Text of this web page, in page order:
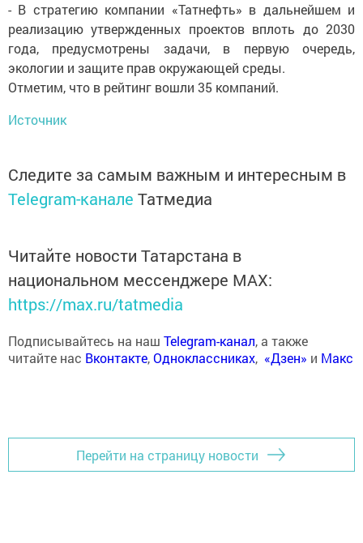
- В стратегию компании «Татнефть» в дальнейшем и
реализацию утвержденных проектов вплоть до 2030
года, предусмотрены задачи, в первую очередь,
экологии и защите прав окружающей среды.
Отметим, что в рейтинг вошли 35 компаний.
Источник
Следите за самым важным и интересным в
Telegram-канале Татмедиа
Читайте новости Татарстана в
национальном мессенджере MАХ:
https://max.ru/tatmedia
Подписывайтесь на наш Telegram-канал, а также
читайте нас Вконтакте,Одноклассниках, «Дзен» и Макс
Перейти на страницу новости